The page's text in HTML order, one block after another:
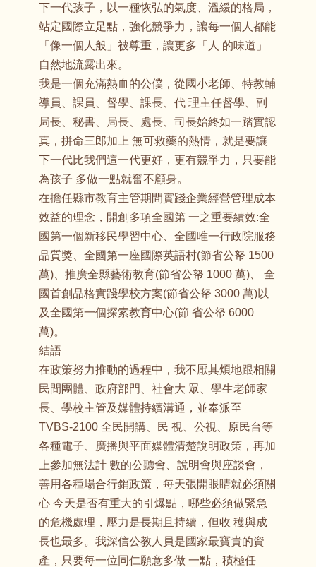
下一代孩子，以一種恢弘的氣度、溫緩的格局，
站定國際立足點，強化競爭力，讓每一個人都能
「像一個人般」被尊重，讓更多「人 的味道」
自然地流露出來。
我是一個充滿熱血的公僕，從國小老師、特教輔
導員、課員、督學、課長、代 理主任督學、副
局長、秘書、局長、處長、司長始終如一踏實認
真，拼命三郎加上 無可救藥的熱情，就是要讓
下一代比我們這一代更好，更有競爭力，只要能
為孩子 多做一點就奮不顧身。
在擔任縣市教育主管期間實踐企業經營管理成本
效益的理念，開創多項全國第 一之重要績效:全
國第一個新移民學習中心、全國唯一行政院服務
品質獎、全國第一座國際英語村(節省公帑 1500
萬)、推廣全縣藝術教育(節省公帑 1000 萬)、 全
國首創品格實踐學校方案(節省公帑 3000 萬)以
及全國第一個探索教育中心(節 省公帑 6000
萬)。
結語
在政策努力推動的過程中，我不厭其煩地跟相關
民間團體、政府部門、社會大 眾、學生老師家
長、學校主管及媒體持續溝通，並奉派至
TVBS-2100 全民開講、民 視、公視、原民台等
各種電子、廣播與平面媒體清楚說明政策，再加
上參加無法計 數的公聽會、說明會與座談會，
善用各種場合行銷政策，每天張開眼睛就必須關
心 今天是否有重大的引爆點，哪些必須做緊急
的危機處理，壓力是長期且持續，但收 穫與成
長也最多。我深信公教人員是國家最寶貴的資
產，只要每一位同仁願意多做 一點，積極任